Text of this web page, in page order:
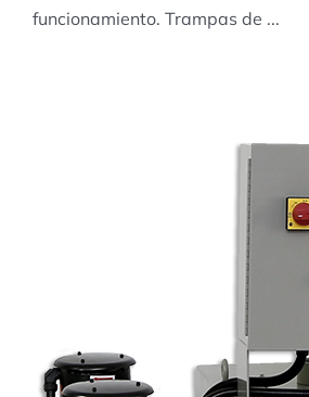
funcionamiento. Trampas de ...